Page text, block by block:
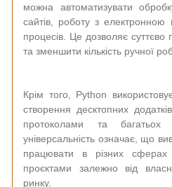
можна автоматизувати
сайтів, роботу з
процесів. Це дозволяє суттєво
та зменшити кількість ручної
Крім того, Python
створення десктопних
протоколами та
універсальність означає, що
працювати в різних
проєктами залежно від
ринку.